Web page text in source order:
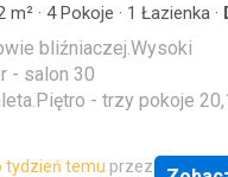
z oknem - łazienki z
- w pokojach
terakota
ogrzewanie miejskie.
w meble oraz lodówkę,
do wspólnoty oraz prąd i
m² · 4Pokoje · 1 Łazienka ·
bliźniaczej.Wysoki
- salon 30
- trzy pokoje
-1 pomieszczenie z
tydzień temu przez